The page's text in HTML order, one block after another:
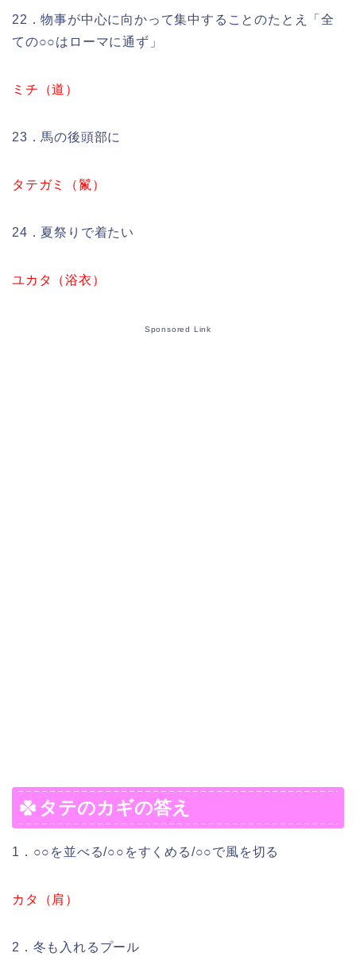
22．物事が中心に向かって集中することのたとえ「全
ての○○はローマに通ず」
ミチ（道）
23．馬の後頭部に
タテガミ（鬣）
24．夏祭りで着たい
ユカタ（浴衣）
Sponsored Link
タテのカギの答え
1．○○を並べる/○○をすくめる/○○で風を切る
カタ（肩）
2．冬も入れるプール